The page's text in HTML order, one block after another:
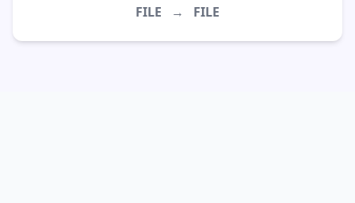
FILE → FILE